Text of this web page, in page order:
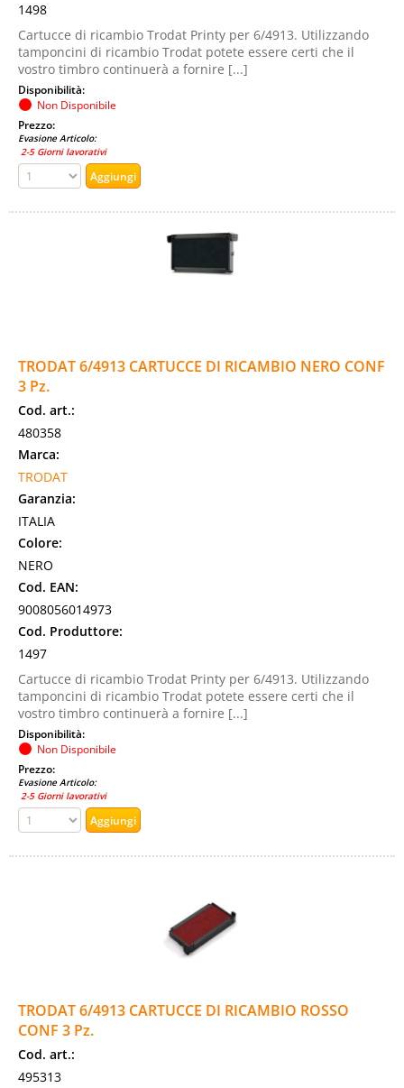
1498
Cartucce di ricambio Trodat Printy per 6/4913. Utilizzando
tamponcini di ricambio Trodat potete essere certi che il
vostro timbro continuerà a fornire [...]
Disponibilità:
Non Disponibile
Prezzo:
Evasione Articolo:
2-5 Giorni lavorativi
TRODAT 6/4913 CARTUCCE DI RICAMBIO NERO CONF
3 Pz.
Cod. art.:
480358
Marca:
TRODAT
Garanzia:
ITALIA
Colore:
NERO
Cod. EAN:
9008056014973
Cod. Produttore:
1497
Cartucce di ricambio Trodat Printy per 6/4913. Utilizzando
tamponcini di ricambio Trodat potete essere certi che il
vostro timbro continuerà a fornire [...]
Disponibilità:
Non Disponibile
Prezzo:
Evasione Articolo:
2-5 Giorni lavorativi
TRODAT 6/4913 CARTUCCE DI RICAMBIO ROSSO
CONF 3 Pz.
Cod. art.:
495313